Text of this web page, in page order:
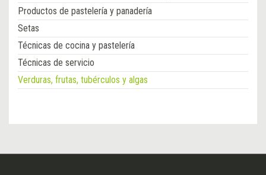
Productos de pastelería y panadería
Setas
Técnicas de cocina y pastelería
Técnicas de servicio
Verduras, frutas, tubérculos y algas